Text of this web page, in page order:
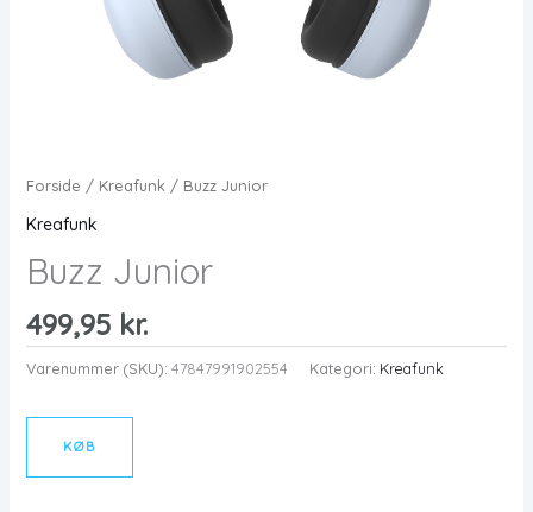
Forside / Kreafunk/ Buzz Junior
Kreafunk
Buzz Junior
499,95 kr.
Varenummer (SKU): 47847991902554 Kategori: Kreafunk
KØB